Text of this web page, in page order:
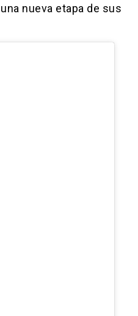
nueva etapa de sus